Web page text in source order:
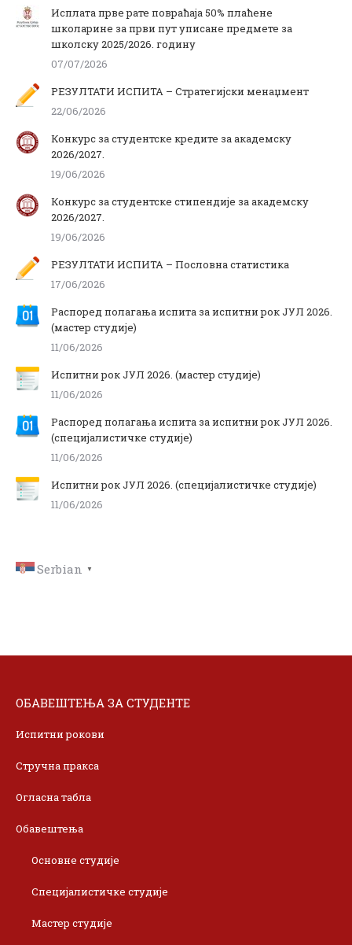
Исплата прве рате повраћаја 50% плаћене
школарине за први пут уписане предмете за
школску 2025/2026. годину
07/07/2026
РЕЗУЛТАТИ ИСПИТА – Стратегијски менаџмент
22/06/2026
Конкурс за студентске кредите за академску
2026/2027.
19/06/2026
Конкурс за студентске стипендије за академску
2026/2027.
19/06/2026
РЕЗУЛТАТИ ИСПИТА – Пословна статистика
17/06/2026
Распоред полагања испита за испитни рок ЈУЛ 2026.
(мастер студије)
11/06/2026
Испитни рок ЈУЛ 2026. (мастер студије)
11/06/2026
Распоред полагања испита за испитни рок ЈУЛ 2026.
(специјалистичке студије)
11/06/2026
Испитни рок ЈУЛ 2026. (специјалистичке студије)
11/06/2026
Serbian ▼
ОБАВЕШТЕЊА ЗА СТУДЕНТЕ
Испитни рокови
Стручна пракса
Огласна табла
Обавештења
Основне студије
Специјалистичке студије
Мастер студије